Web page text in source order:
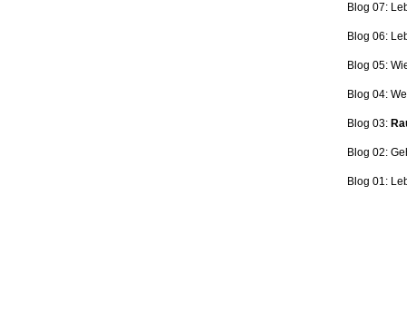
Blog 07:
Blog 06:
Blog 05:
Blog 04:
Blog 03:
Blog 02:
Blog 01: